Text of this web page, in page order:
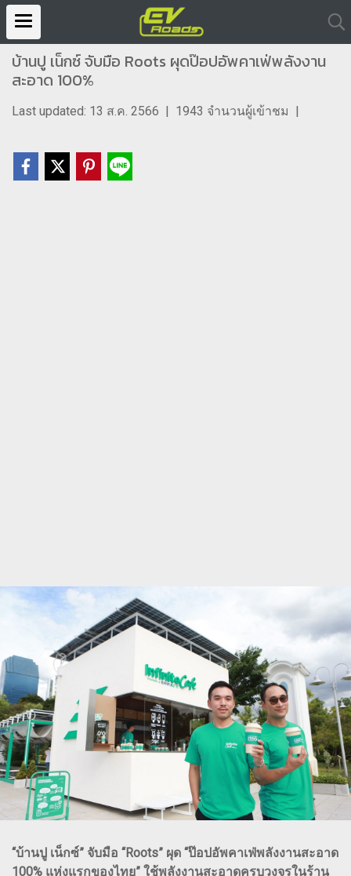
บ้านปู เน็กซ์ จับมือ Roots ผุดป๊อปอัพคาเฟ่พลังงาน
สะอาด 100%
Last updated: 13 ส.ค. 2566 | 1943 จำนวนผู้เข้าชม |
“บ้านปู เน็กซ์” จับมือ “Roots” ผุด “ป๊อปอัพคาเฟ่พลังงานสะอาด
100% แห่งแรกของไทย” ใช้พลังงานสะอาดครบวงจรในร้าน